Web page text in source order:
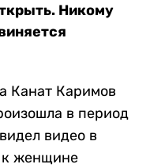
Никому
Канат Каримов
в период
видео в
к женщине